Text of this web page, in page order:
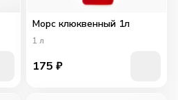
Морс клюквенный 1л
1 л
175 ₽